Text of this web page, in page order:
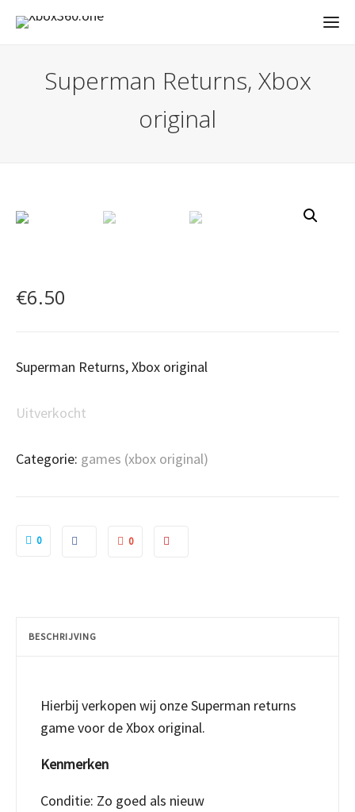
Superman Returns, Xbox
original
€6.50
Superman Returns, Xbox original
Uitverkocht
Categorie: games (xbox original)
0 0
BESCHRIJVING
Hierbij verkopen wij onze Superman returns
game voor de Xbox original.
Kenmerken
Conditie: Zo goed als nieuw